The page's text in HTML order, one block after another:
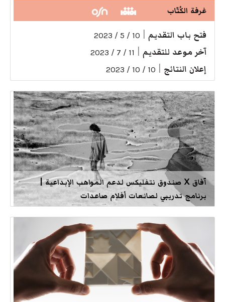
غرفة الكُتّاب
فتح باب التقديم 10 / 5 / 2023
آخر موعد للتقديم 11 / 7 / 2023
إعلان النتائج 10 / 10 / 2023
آفاق X صندوق نتفليكس لدعم المواهب الإبداعية |
برنامج تدريبي لصانعات أفلام صاعدات